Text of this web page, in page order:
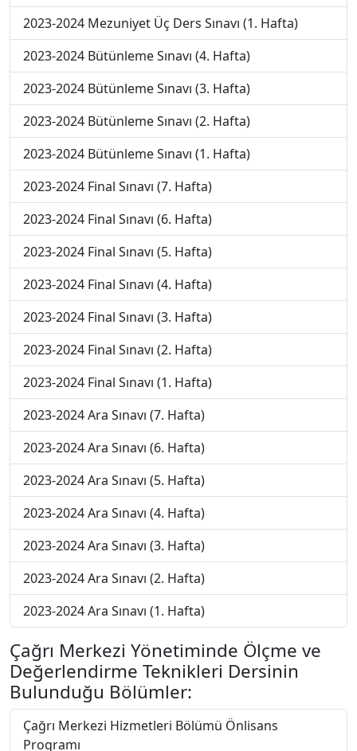
2023-2024 Mezuniyet Üç Ders Sınavı (1. Hafta)
2023-2024 Bütünleme Sınavı (4. Hafta)
2023-2024 Bütünleme Sınavı (3. Hafta)
2023-2024 Bütünleme Sınavı (2. Hafta)
2023-2024 Bütünleme Sınavı (1. Hafta)
2023-2024 Final Sınavı (7. Hafta)
2023-2024 Final Sınavı (6. Hafta)
2023-2024 Final Sınavı (5. Hafta)
2023-2024 Final Sınavı (4. Hafta)
2023-2024 Final Sınavı (3. Hafta)
2023-2024 Final Sınavı (2. Hafta)
2023-2024 Final Sınavı (1. Hafta)
2023-2024 Ara Sınavı (7. Hafta)
2023-2024 Ara Sınavı (6. Hafta)
2023-2024 Ara Sınavı (5. Hafta)
2023-2024 Ara Sınavı (4. Hafta)
2023-2024 Ara Sınavı (3. Hafta)
2023-2024 Ara Sınavı (2. Hafta)
2023-2024 Ara Sınavı (1. Hafta)
Çağrı Merkezi Yönetiminde Ölçme ve
Değerlendirme Teknikleri Dersinin
Bulunduğu Bölümler:
Çağrı Merkezi Hizmetleri Bölümü Önlisans
Programı